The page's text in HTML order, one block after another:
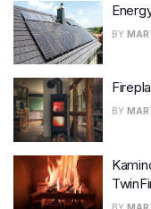
BY
BY